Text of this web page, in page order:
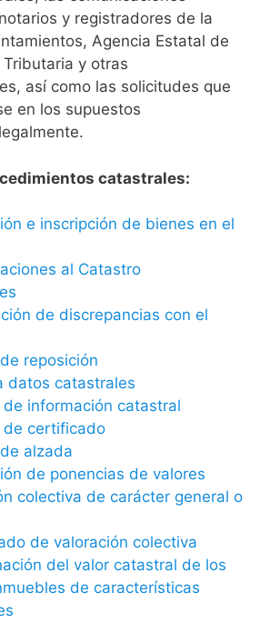
y registradores de la
Agencia Estatal de
y otras
así como las solicitudes que
en los supuestos
catastrales:
e inscripción de bienes en el
al Catastro
de discrepancias con el
reposición
datos catastrales
información catastral
de certificado
alzada
de ponencias de valores
colectiva de carácter general o
de valoración colectiva
del valor catastral de los
de características